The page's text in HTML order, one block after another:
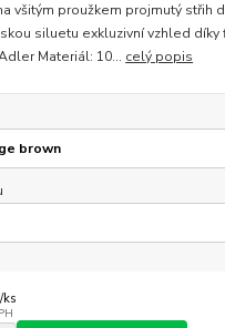
všitým proužkem projmutý střih
siluetu exkluzivní vzhled
Materiál: 10... celý popis
/ks